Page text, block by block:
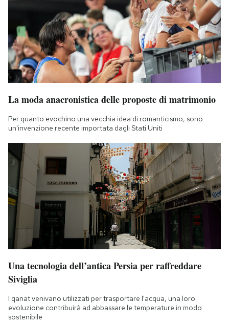
La moda anacronistica delle proposte di matrimonio
Per quanto evochino una vecchia idea di romanticismo, sono
un'invenzione recente importata dagli Stati Uniti
Una tecnologia dell’antica Persia per raffreddare
Siviglia
I qanat venivano utilizzati per trasportare l'acqua, una loro
evoluzione contribuirà ad abbassare le temperature in modo
sostenibile